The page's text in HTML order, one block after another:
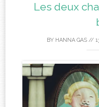
Les deux
BY HANNA GAS//